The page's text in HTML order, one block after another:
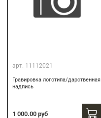
арт. 11112021
Гравировка логотипа/дарственная
надпись
1 000.00 руб